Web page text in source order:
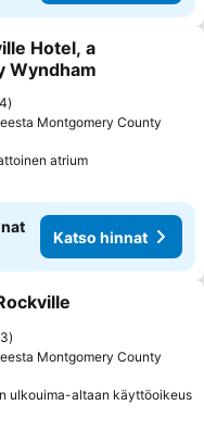
Hotel, a
Wyndham
Montgomery County
atriumKatso hinnat
Katso hinnat
Montgomery County
ulkouima-altaan käyttöoikeus